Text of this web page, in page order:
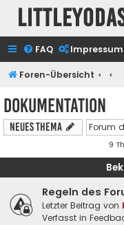
FAQ
Foren-Übersicht
Dokumentation
Neues Thema
9
Regeln des
Letzter Beitrag von
Verfasst in